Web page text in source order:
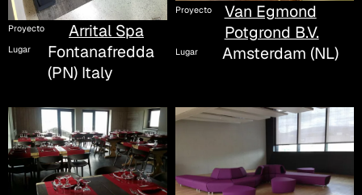
Proyecto Arrital Spa
Lugar
Fontanafredda
(PN) Italy
Proyecto
Van Egmond
Potgrond B.V.
Lugar Amsterdam (NL)